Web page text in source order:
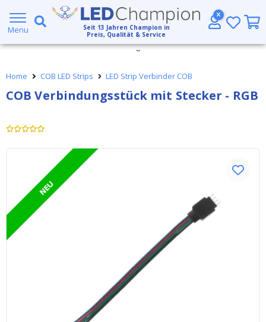
Menu Seit 13 Jahren Champion in
Preis, Qualität & Service
5 Jahre Garantie
Großer Lagerbestand
Heute bestellt, amselben Tag verschickt
Home COB LED Strips LED Strip Verbinder COB
COB Verbindungsstück mit Stecker - RGB
NEU